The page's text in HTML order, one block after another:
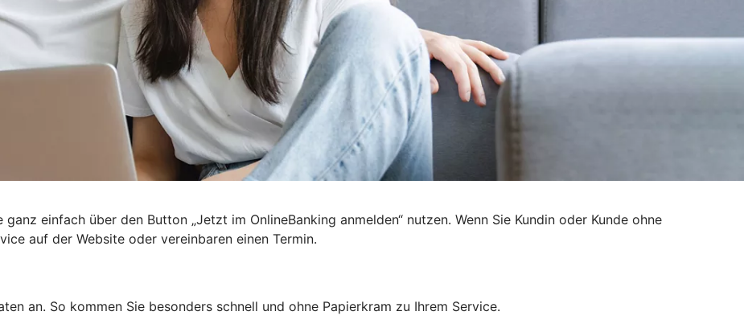
einfach über den Button „Jetzt im OnlineBanking anmelden“ nutzen. Wenn Sie Kundin oder Kunde ohne
auf der Website oder vereinbaren einen Termin.
an. So kommen Sie besonders schnell und ohne Papierkram zu Ihrem Service.